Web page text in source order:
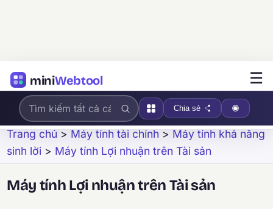
miniWebtool ☰
Chia sẻ
Trang chủ > Máy tính tài chính > Máy tính khả năng
sinh lời > Máy tính Lợi nhuận trên Tài sản
Máy tính Lợi nhuận trên Tài sản